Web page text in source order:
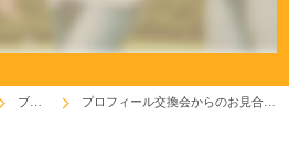
ブログ プロフィール交換会からのお見合い！(^^♪